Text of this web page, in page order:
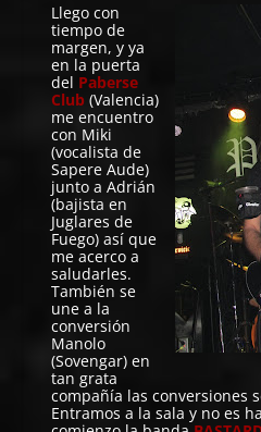
Llego con
tiempo de
margen, y ya
en la puerta
del Paberse
Club (Valencia)
me encuentro
con Miki
(vocalista de
Sapere Aude)
junto a Adrián
(bajista en
Juglares de
Fuego) así que
me acerco a
saludarles.
También se
une a la
conversión
Manolo
(Sovengar) en
tan grata
compañía las conversiones
Entramos a la sala y no es